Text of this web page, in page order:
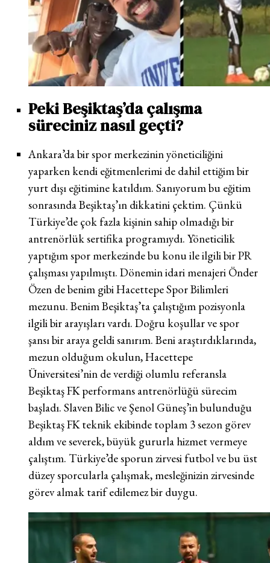
Peki Beşiktaş’da çalışma
süreciniz nasıl geçti?
Ankara’da bir spor merkezinin yöneticiliğini
yaparken kendi eğitmenlerimi de dahil ettiğim bir
yurt dışı eğitimine katıldım. Sanıyorum bu eğitim
sonrasında Beşiktaş’ın dikkatini çektim. Çünkü
Türkiye’de çok fazla kişinin sahip olmadığı bir
antrenörlük sertifika programıydı. Yöneticilik
yaptığım spor merkezinde bu konu ile ilgili bir PR
çalışması yapılmıştı. Dönemin idari menajeri Önder
Özen de benim gibi Hacettepe Spor Bilimleri
mezunu. Benim Beşiktaş’ta çalıştığım pozisyonla
ilgili bir arayışları vardı. Doğru koşullar ve spor
şansı bir araya geldi sanırım. Beni araştırdıklarında,
mezun olduğum okulun, Hacettepe
Üniversitesi’nin de verdiği olumlu referansla
Beşiktaş FK performans antrenörlüğü sürecim
başladı. Slaven Bilic ve Şenol Güneş’in bulunduğu
Beşiktaş FK teknik ekibinde toplam 3 sezon görev
aldım ve severek, büyük gururla hizmet vermeye
çalıştım. Türkiye’de sporun zirvesi futbol ve bu üst
düzey sporcularla çalışmak, mesleğinizin zirvesinde
görev almak tarif edilemez bir duygu.